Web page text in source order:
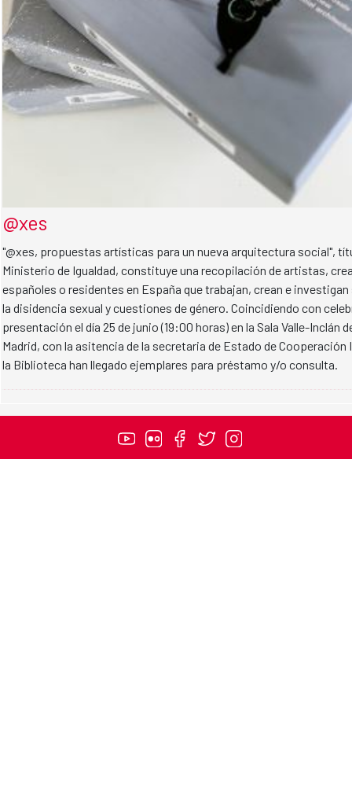
@xes
"@xes, propuestas artísticas para un nueva arquitectura social",
Ministerio de Igualdad, constituye una recopilación de artistas,
españoles o residentes en España que trabajan, crean e
la disidencia sexual y cuestiones de género. Coincidiendo con
presentación el día 25 de junio (19:00 horas) en la Sala Valle-Inclán
Madrid, con la asitencia de la secretaria de Estado de Cooperación
la Biblioteca han llegado ejemplares para préstamo y/o consulta.